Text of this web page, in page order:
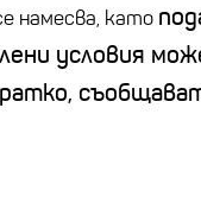
намесва, като
условия